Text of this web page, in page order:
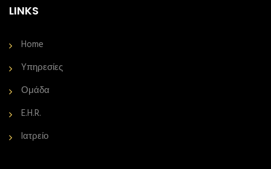
LINKS
Home
Yπηρεσίες
Ομάδα
E.H.R.
Iατρείο